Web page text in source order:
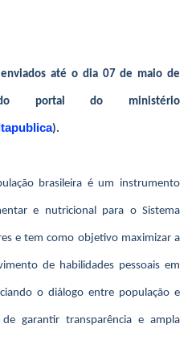
até o dia 07 de maio de
portal do ministério
).
brasileira é um instrumento
e nutricional para o Sistema
e tem como objetivo maximizar a
de habilidades pessoais em
o diálogo entre população e
garantir transparência e ampla